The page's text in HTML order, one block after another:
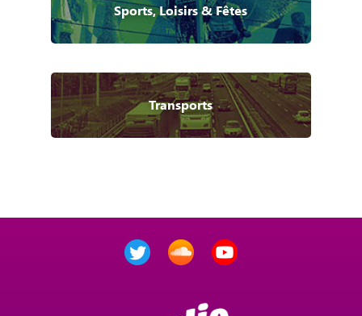
Sports, Loisirs & Fêtes
Transports